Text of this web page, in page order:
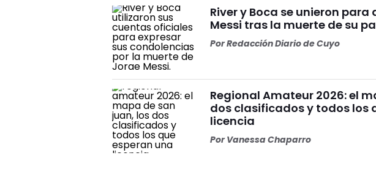
River y Boca se unieron
Messi tras la muerte de su
PorRedacción Diario de Cuyo
Regional Amateur 2026: el
dos clasificados y todos los
licencia
PorVanessa Chaparro